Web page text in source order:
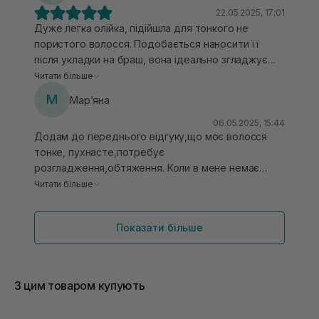
22.05.2025, 17:01
Дуже легка олійка, підійшла для тонкого не
пористого волосся. Подобається наносити її
після укладки на браш, вона ідеально згладжує
пухнастість, волосся дуже сяюче. Аромат
компліментарний. ще в цій лінійці є й парфуми для
Читати більше
М Мар‘яна
06.05.2025, 15:44
Додам до переднього відгуку,що моє волосся
тонке, пухнасте,потребує
розгладження,обтяження. Коли в мене немає
можливості укласти феном волосся,то беру трохи
пухнастість.
Читати більше
Показати більше
З цим товаром купують